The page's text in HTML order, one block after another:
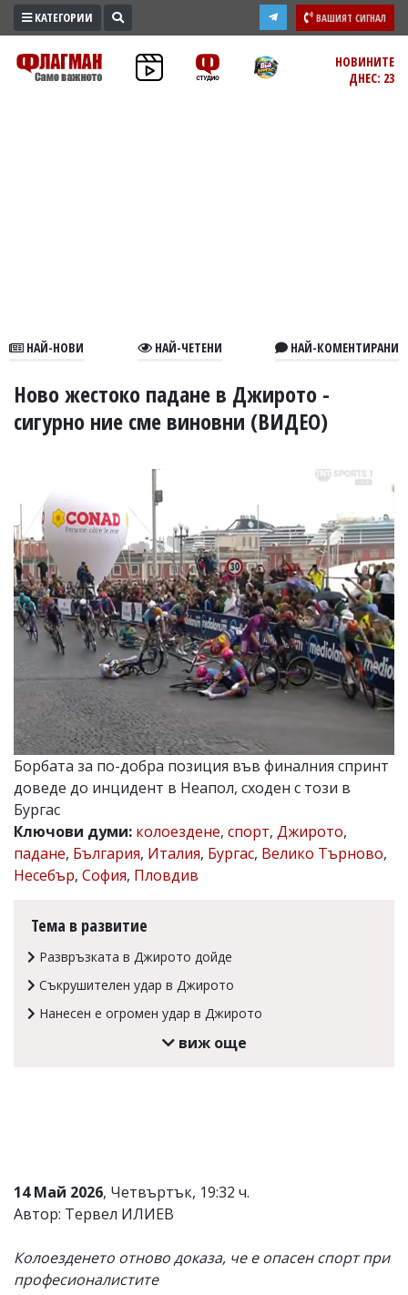
ПРОМО
ЗОНА
В
УКРАЙНА
СПОРТ
БИЗНЕС
ЮГ
Управители:
Веселин
Василев,
email:
v.vasilev@flagman.bg
k.kassabova@flagman.bg
Главен
редактор:
Иван
Колев,
email:
office@flagman.bg
Коментарите
под
статиите
се
читателите
редакцията
отговорност
ни!
КАТЕГОРИИ ВАШИЯТ СИГНАЛ
НОВИНИТЕ
ДНЕС: 23
НАЙ-НОВИ НАЙ-ЧЕТЕНИ НАЙ-КОМЕНТИРАНИ
Ново жестоко падане в Джирото -
сигурно ние сме виновни (ВИДЕО)
Борбата за по-добра позиция във финалния спринт
доведе до инцидент в Неапол, сходен с този в
Бургас
Ключови думи: колоездене, спорт, Джирото,
падане, България, Италия, Бургас, Велико Търново,
Несебър, София, Пловдив
Тема в развитие
Развръзката в Джирото дойде
Съкрушителен удар в Джирото
Нанесен е огромен удар в Джирото
виж още
14 Май 2026, Четвъртък, 19:32 ч.
Автор: Тервел ИЛИЕВ
Колоезденето отново доказа, че е опасен спорт при
професионалистите